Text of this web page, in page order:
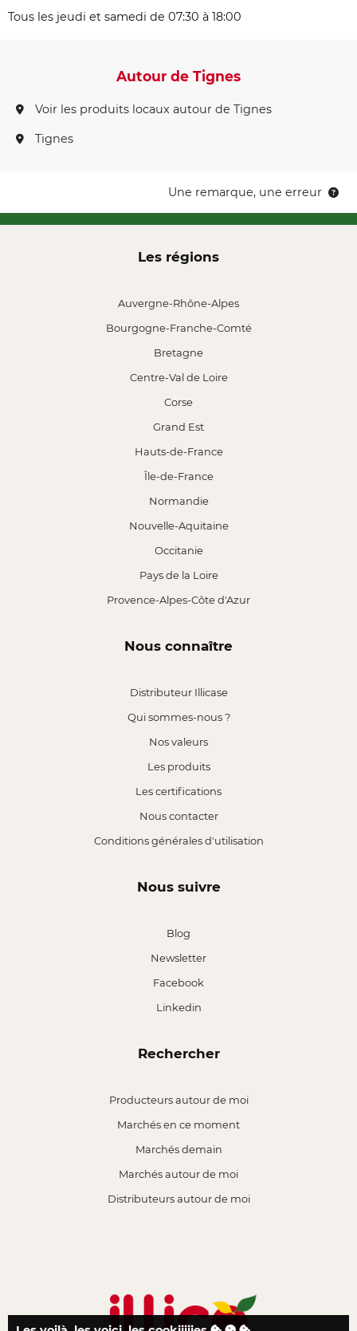
Tous les jeudi et samedi de 07:30 à 18:00
Autour de Tignes
Voir les produits locaux autour de Tignes
Tignes
Une remarque, une erreur
Les régions
Auvergne-Rhône-Alpes
Bourgogne-Franche-Comté
Bretagne
Centre-Val de Loire
Corse
Grand Est
Hauts-de-France
Île-de-France
Normandie
Nouvelle-Aquitaine
Occitanie
Pays de la Loire
Provence-Alpes-Côte d'Azur
Nous connaître
Distributeur Illicase
Qui sommes-nous ?
Nos valeurs
Les produits
Les certifications
Nous contacter
Conditions générales d'utilisation
Nous suivre
Blog
Newsletter
Facebook
Linkedin
Rechercher
Producteurs autour de moi
Marchés en ce moment
Marchés demain
Marchés autour de moi
Distributeurs autour de moi